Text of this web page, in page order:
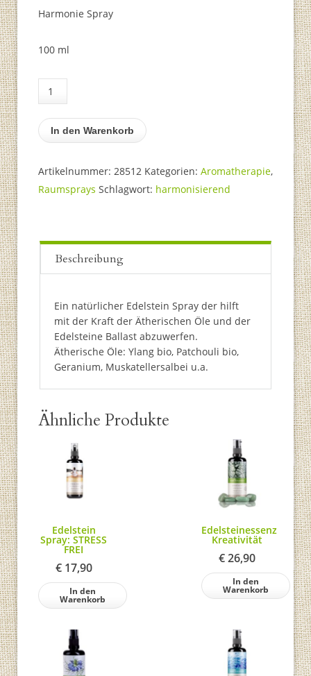
Harmonie Spray
100 ml
Edelstein
Spray:
Erde
Harmonie
In den Warenkorb
Artikelnummer: 28512 Kategorien: Aromatherapie,
Raumsprays Schlagwort: harmonisierend
Beschreibung
Ein natürlicher Edelstein Spray der hilft
mit der Kraft der Ätherischen Öle und der
Edelsteine Ballast abzuwerfen.
Ätherische Öle: Ylang bio, Patchouli bio,
Geranium, Muskatellersalbei u.a.
Ähnliche Produkte
Edelstein
Spray: STRESS
FREI
€17,90
In den
Warenkorb
Edelsteinessenz
Kreativität
€26,90
In den
Warenkorb